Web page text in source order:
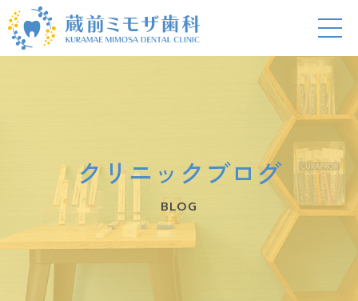
クリニックブログ
BLOG